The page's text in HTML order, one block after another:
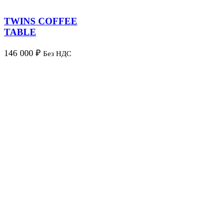
TWINS COFFEE
TABLE
146 000 ₽ Без НДС